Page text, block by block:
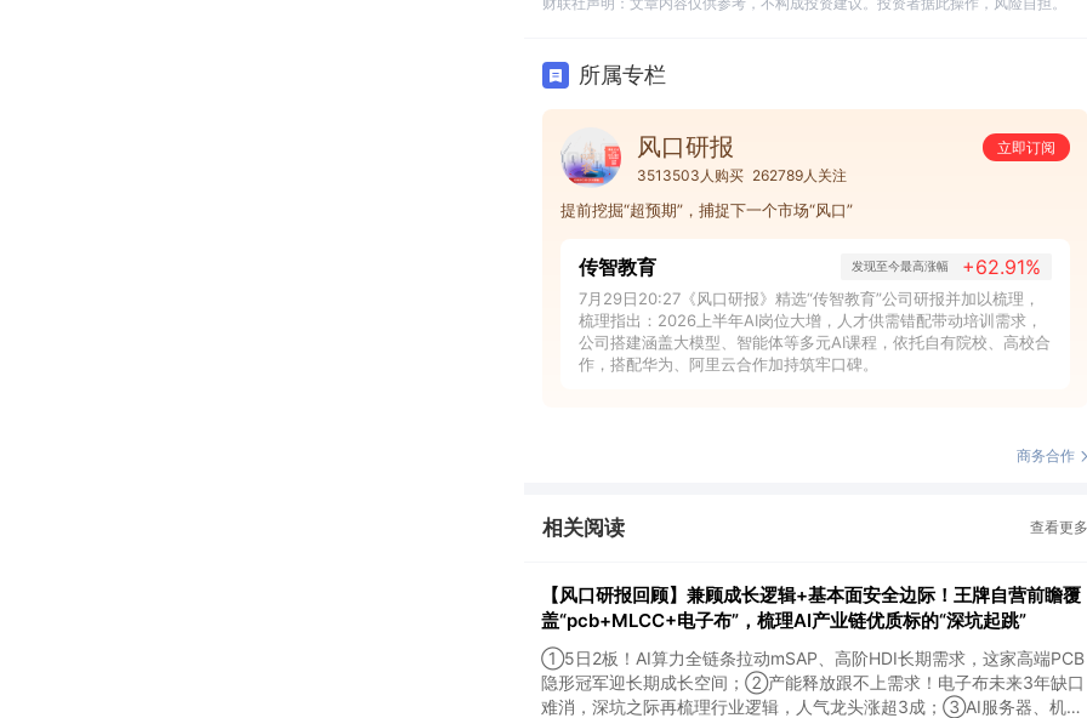
所属专栏
风口研报
立即订阅
3513503人购买 262789人关注
提前挖掘“超预期”，捕捉下一个市场“风口”
传智教育 发现至今最高涨幅 +62.91%
7月29日20:27《风口研报》精选“传智教育”公司研报并加以梳理，
梳理指出：2026上半年AI岗位大增，人才供需错配带动培训需求，
公司搭建涵盖大模型、智能体等多元AI课程，依托自有院校、高校合
作，搭配华为、阿里云合作加持筑牢口碑。
商务合作
相关阅读 查看更多
【风口研报回顾】兼顾成长逻辑+基本面安全边际！王牌自营前瞻覆
盖“pcb+MLCC+电子布”，梳理AI产业链优质标的“深坑起跳”
①5日2板！AI算力全链条拉动mSAP、高阶HDI长期需求，这家高端PCB
隐形冠军迎长期成长空间；②产能释放跟不上需求！电子布未来3年缺口
难消，深坑之际再梳理行业逻辑，人气龙头涨超3成；③AI服务器、机器